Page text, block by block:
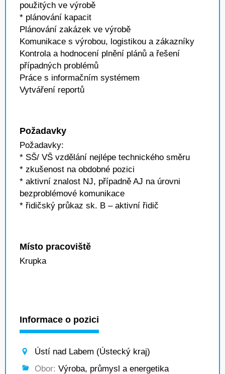
použitých ve výrobě
* plánování kapacit
Plánování zakázek ve výrobě
Komunikace s výrobou, logistikou a zákazníky
Kontrola a hodnocení plnění plánů a řešení
případných problémů
Práce s informačním systémem
Vytváření reportů
Požadavky
Požadavky:
* SŠ/ VŠ vzdělání nejlépe technického směru
* zkušenost na obdobné pozici
* aktivní znalost NJ, případně AJ na úrovni
bezproblémové komunikace
* řidičský průkaz sk. B – aktivní řidič
Místo pracoviště
Krupka
Informace o pozici
Ústí nad Labem (Ústecký kraj)
Obor: Výroba, průmysl a energetika